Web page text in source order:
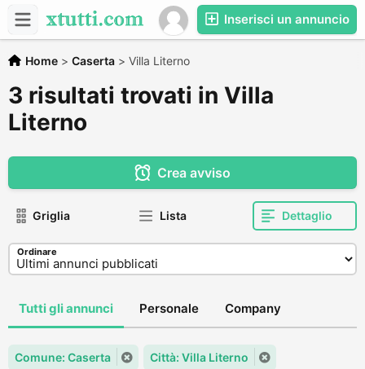
Inserisci un annuncio
Home > Caserta > Villa Literno
3 risultati trovati in Villa
Literno
Crea avviso
Griglia Lista Dettaglio
Ordinare
Tutti gli annunci Personale Company
Comune: Caserta Città: Villa Literno